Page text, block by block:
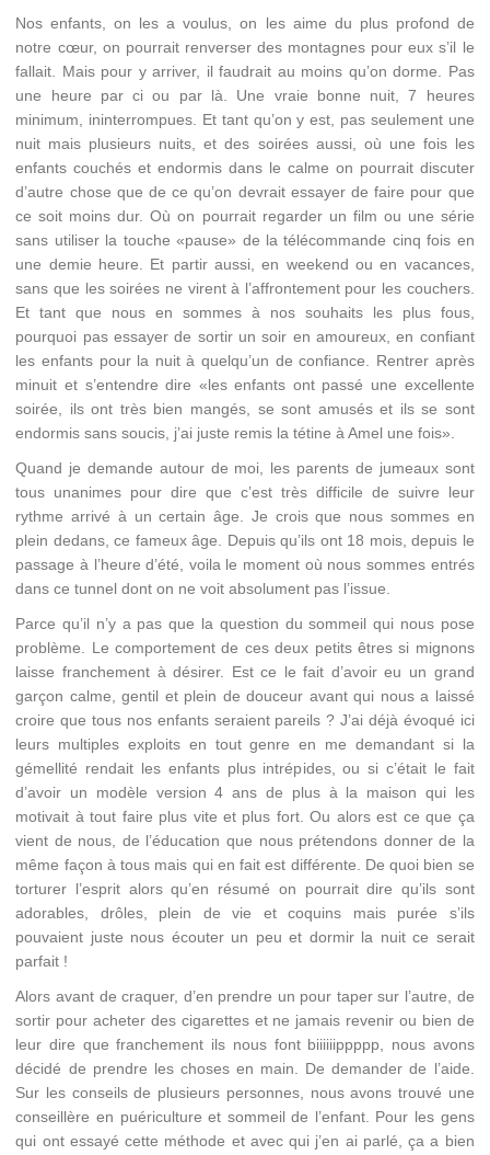
Nos enfants, on les a voulus, on les aime du plus profond de
notre cœur, on pourrait renverser des montagnes pour eux s’il le
fallait. Mais pour y arriver, il faudrait au moins qu’on dorme. Pas
une heure par ci ou par là. Une vraie bonne nuit, 7 heures
minimum, ininterrompues. Et tant qu’on y est, pas seulement une
nuit mais plusieurs nuits, et des soirées aussi, où une fois les
enfants couchés et endormis dans le calme on pourrait discuter
d’autre chose que de ce qu’on devrait essayer de faire pour que
ce soit moins dur. Où on pourrait regarder un film ou une série
sans utiliser la touche «pause» de la télécommande cinq fois en
une demie heure. Et partir aussi, en weekend ou en vacances,
sans que les soirées ne virent à l’affrontement pour les couchers.
Et tant que nous en sommes à nos souhaits les plus fous,
pourquoi pas essayer de sortir un soir en amoureux, en confiant
les enfants pour la nuit à quelqu’un de confiance. Rentrer après
minuit et s’entendre dire «les enfants ont passé une excellente
soirée, ils ont très bien mangés, se sont amusés et ils se sont
endormis sans soucis, j’ai juste remis la tétine à Amel une fois».
Quand je demande autour de moi, les parents de jumeaux sont
tous unanimes pour dire que c’est très difficile de suivre leur
rythme arrivé à un certain âge. Je crois que nous sommes en
plein dedans, ce fameux âge. Depuis qu’ils ont 18 mois, depuis le
passage à l’heure d’été, voila le moment où nous sommes entrés
dans ce tunnel dont on ne voit absolument pas l’issue.
Parce qu’il n’y a pas que la question du sommeil qui nous pose
problème. Le comportement de ces deux petits êtres si mignons
laisse franchement à désirer. Est ce le fait d’avoir eu un grand
garçon calme, gentil et plein de douceur avant qui nous a laissé
croire que tous nos enfants seraient pareils ? J’ai déjà évoqué ici
leurs multiples exploits en tout genre en me demandant si la
gémellité rendait les enfants plus intrépides, ou si c’était le fait
d’avoir un modèle version 4 ans de plus à la maison qui les
motivait à tout faire plus vite et plus fort. Ou alors est ce que ça
vient de nous, de l’éducation que nous prétendons donner de la
même façon à tous mais qui en fait est différente. De quoi bien se
torturer l’esprit alors qu’en résumé on pourrait dire qu’ils sont
adorables, drôles, plein de vie et coquins mais purée s’ils
pouvaient juste nous écouter un peu et dormir la nuit ce serait
parfait !
Alors avant de craquer, d’en prendre un pour taper sur l’autre, de
sortir pour acheter des cigarettes et ne jamais revenir ou bien de
leur dire que franchement ils nous font biiiiiippppp, nous avons
décidé de prendre les choses en main. De demander de l’aide.
Sur les conseils de plusieurs personnes, nous avons trouvé une
conseillère en puériculture et sommeil de l’enfant. Pour les gens
qui ont essayé cette méthode et avec qui j’en ai parlé, ça a bien